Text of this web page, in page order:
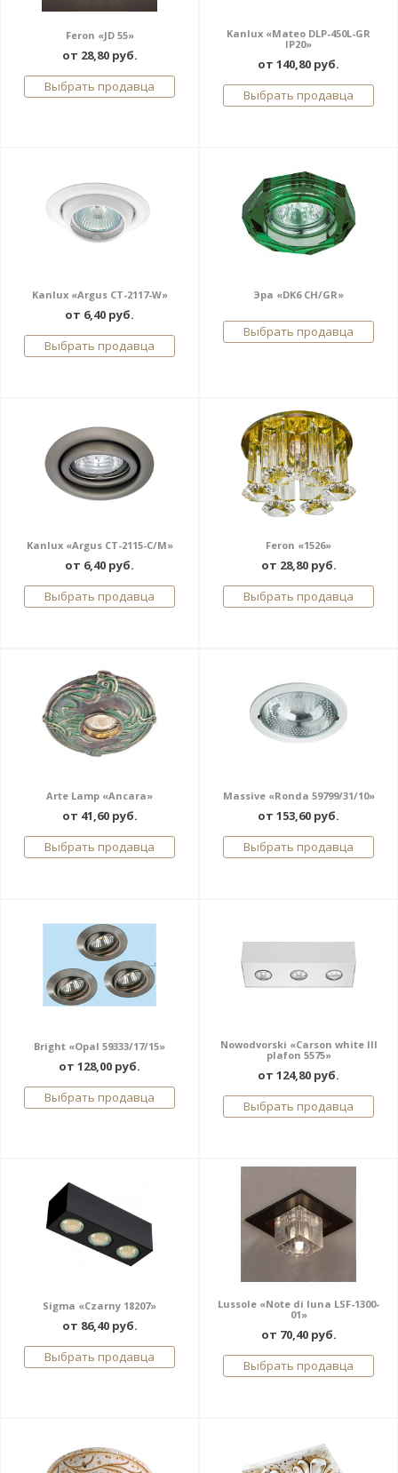
Feron «JD 55»
от 28,80 руб.
Выбрать продавца
Kanlux «Mateo DLP-450L-GR
IP20»
от 140,80 руб.
Выбрать продавца
Kanlux «Argus CT-2117-W»
от 6,40 руб.
Выбрать продавца
Эра «DK6 CH/GR»
Выбрать продавца
Kanlux «Argus CT-2115-C/M»
от 6,40 руб.
Выбрать продавца
Feron «1526»
от 28,80 руб.
Выбрать продавца
Arte Lamp «Ancara»
от 41,60 руб.
Выбрать продавца
Massive «Ronda 59799/31/10»
от 153,60 руб.
Выбрать продавца
Bright «Opal 59333/17/15»
от 128,00 руб.
Выбрать продавца
Nowodvorski «Carson white III
plafon 5575»
от 124,80 руб.
Выбрать продавца
Sigma «Czarny 18207»
от 86,40 руб.
Выбрать продавца
Lussole «Note di luna LSF-1300-
01»
от 70,40 руб.
Выбрать продавца